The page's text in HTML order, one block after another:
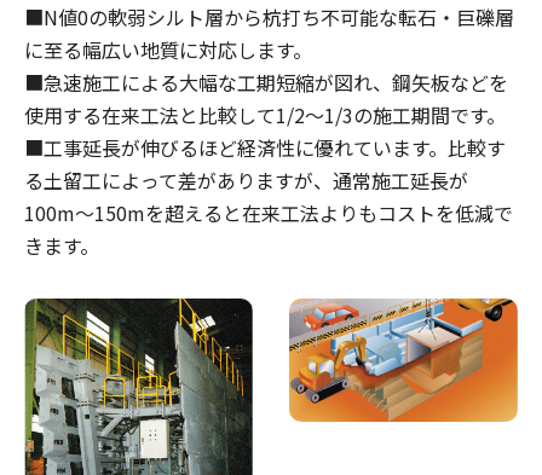
■N値0の軟弱シルト層から杭打ち不可能な転石・巨礫層
に至る幅広い地質に対応します。
■急速施工による大幅な工期短縮が図れ、鋼矢板などを
使用する在来工法と比較して1/2～1/3の施工期間です。
■工事延長が伸びるほど経済性に優れています。比較す
る土留工によって差がありますが、通常施工延長が
100m～150mを超えると在来工法よりもコストを低減で
きます。